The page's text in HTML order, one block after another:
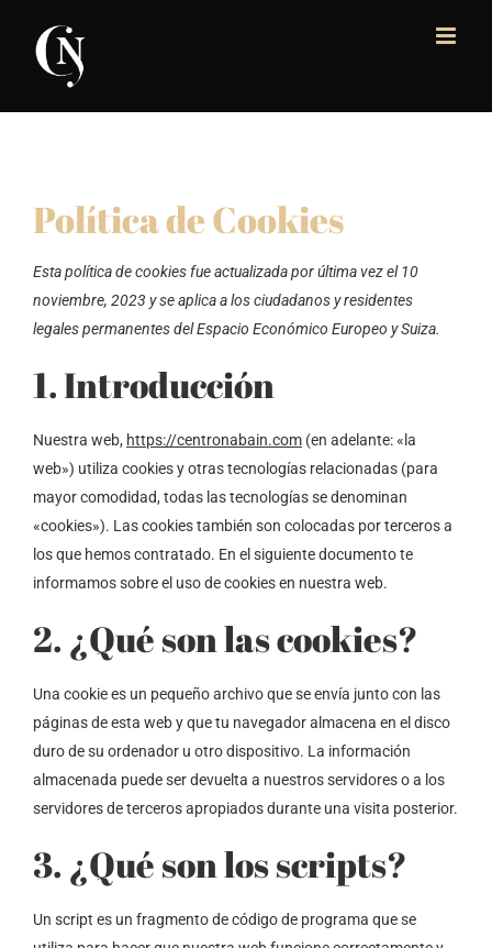
content
Política de Cookies
Esta política de cookies fue actualizada por última vez el 10
noviembre, 2023 y se aplica a los ciudadanos y residentes
legales permanentes del Espacio Económico Europeo y Suiza.
1. Introducción
Nuestra web, https://centronabain.com (en adelante: «la
web») utiliza cookies y otras tecnologías relacionadas (para
mayor comodidad, todas las tecnologías se denominan
«cookies»). Las cookies también son colocadas por terceros a
los que hemos contratado. En el siguiente documento te
informamos sobre el uso de cookies en nuestra web.
2. ¿Qué son las cookies?
Una cookie es un pequeño archivo que se envía junto con las
páginas de esta web y que tu navegador almacena en el disco
duro de su ordenador u otro dispositivo. La información
almacenada puede ser devuelta a nuestros servidores o a los
servidores de terceros apropiados durante una visita posterior.
3. ¿Qué son los scripts?
Un script es un fragmento de código de programa que se